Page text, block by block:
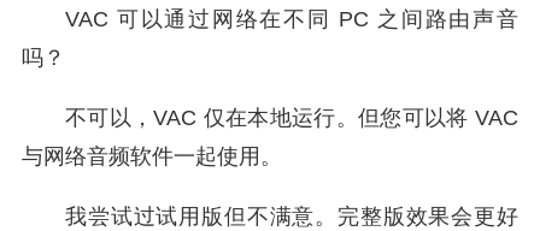
VAC 可以通过网络在不同 PC 之间路由声音
吗？
不可以，VAC 仅在本地运行。但您可以将 VAC
与网络音频软件一起使用。
我尝试过试用版但不满意。完整版效果会更好